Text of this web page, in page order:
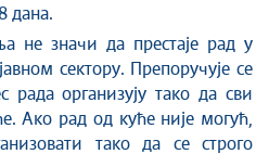
дана.
не значи да престаје рад у
сектору. Препоручује се
рада организују тако да сви
Ако рад од куће није могућ,
тако да се строго